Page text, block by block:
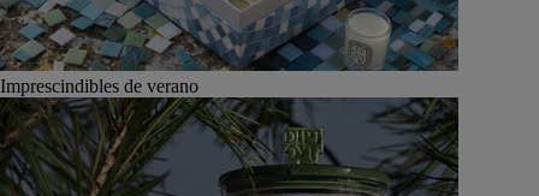
Imprescindibles de verano